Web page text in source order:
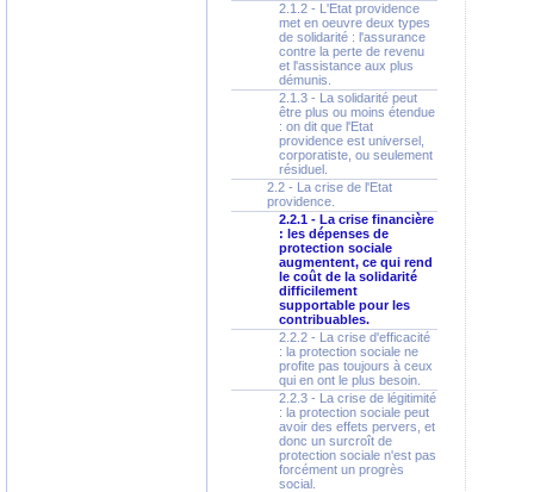
2.1.2 - L'Etat providence
met en oeuvre deux types
de solidarité : l'assurance
contre la perte de revenu
et l'assistance aux plus
démunis.
2.1.3 - La solidarité peut
être plus ou moins étendue
: on dit que l'Etat
providence est universel,
corporatiste, ou seulement
résiduel.
2.2 - La crise de l'Etat
providence.
2.2.1 - La crise financière
: les dépenses de
protection sociale
augmentent, ce qui rend
le coût de la solidarité
difficilement
supportable pour les
contribuables.
2.2.2 - La crise d'efficacité
: la protection sociale ne
profite pas toujours à ceux
qui en ont le plus besoin.
2.2.3 - La crise de légitimité
: la protection sociale peut
avoir des effets pervers, et
donc un surcroît de
protection sociale n'est pas
forcément un progrès
social.